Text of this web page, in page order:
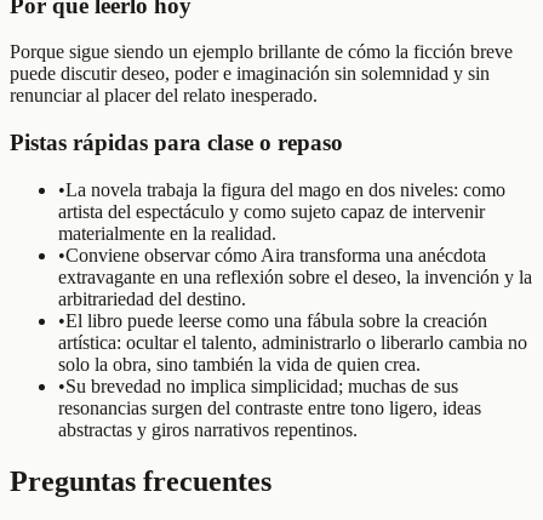
Por qué leerlo hoy
Porque sigue siendo un ejemplo brillante de cómo la ficción breve
puede discutir deseo, poder e imaginación sin solemnidad y sin
renunciar al placer del relato inesperado.
Pistas rápidas para clase o repaso
•La novela trabaja la figura del mago en dos niveles: como
artista del espectáculo y como sujeto capaz de intervenir
materialmente en la realidad.
•Conviene observar cómo Aira transforma una anécdota
extravagante en una reflexión sobre el deseo, la invención y la
arbitrariedad del destino.
•El libro puede leerse como una fábula sobre la creación
artística: ocultar el talento, administrarlo o liberarlo cambia no
solo la obra, sino también la vida de quien crea.
•Su brevedad no implica simplicidad; muchas de sus
resonancias surgen del contraste entre tono ligero, ideas
abstractas y giros narrativos repentinos.
Preguntas frecuentes